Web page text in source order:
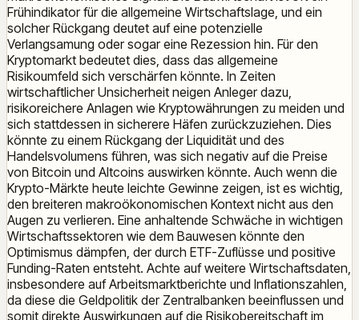
Frühindikator für die allgemeine Wirtschaftslage, und ein
solcher Rückgang deutet auf eine potenzielle
Verlangsamung oder sogar eine Rezession hin. Für den
Kryptomarkt bedeutet dies, dass das allgemeine
Risikoumfeld sich verschärfen könnte. In Zeiten
wirtschaftlicher Unsicherheit neigen Anleger dazu,
risikoreichere Anlagen wie Kryptowährungen zu meiden und
sich stattdessen in sicherere Häfen zurückzuziehen. Dies
könnte zu einem Rückgang der Liquidität und des
Handelsvolumens führen, was sich negativ auf die Preise
von Bitcoin und Altcoins auswirken könnte. Auch wenn die
Krypto-Märkte heute leichte Gewinne zeigen, ist es wichtig,
den breiteren makroökonomischen Kontext nicht aus den
Augen zu verlieren. Eine anhaltende Schwäche in wichtigen
Wirtschaftssektoren wie dem Bauwesen könnte den
Optimismus dämpfen, der durch ETF-Zuflüsse und positive
Funding-Raten entsteht. Achte auf weitere Wirtschaftsdaten,
insbesondere auf Arbeitsmarktberichte und Inflationszahlen,
da diese die Geldpolitik der Zentralbanken beeinflussen und
somit direkte Auswirkungen auf die Risikobereitschaft im